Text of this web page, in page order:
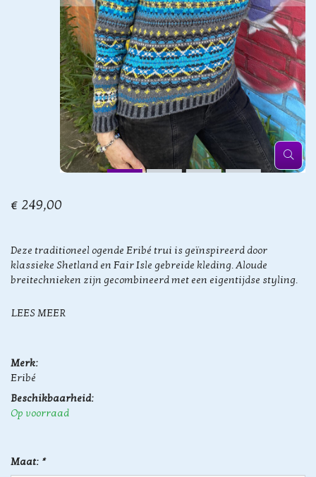
€ 249,00
Deze traditioneel ogende Eribé trui is geïnspireerd door
klassieke Shetland en Fair Isle gebreide kleding. Aloude
breitechnieken zijn gecombineerd met een eigentijdse styling.
LEES MEER
Merk:
Eribé
Beschikbaarheid:
Op voorraad
Maat: *